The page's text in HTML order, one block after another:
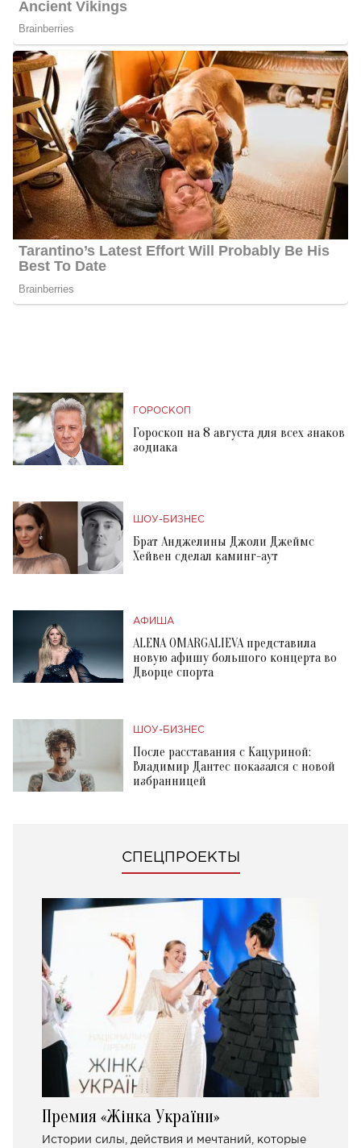
ГОРОСКОП
Гороскоп на 8 августа для всех знаков
зодиака
ШОУ-БИЗНЕС
Брат Анджелины Джоли Джеймс
Хейвен сделал каминг-аут
АФИША
ALENA OMARGALIEVA представила
новую афишу большого концерта во
Дворце спорта
ШОУ-БИЗНЕС
После расставания с Кацуриной:
Владимир Дантес показался с новой
избранницей
СПЕЦПРОЕКТЫ
Премия «Жінка України»
Истории силы, действия и мечтаний, которые